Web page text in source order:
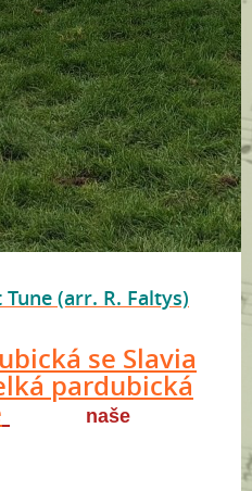
(arr. R. Faltys)
se Slavia
pardubická
naše